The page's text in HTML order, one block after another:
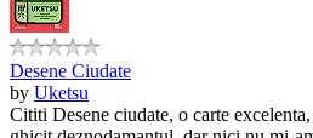
Desene Ciudate
by Uketsu
Cititi Desene ciudate, o carte